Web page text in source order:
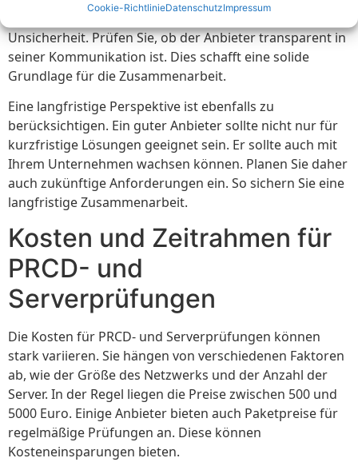
Cookie-RichtlinieDatenschutzImpressum
liefert pünktlich. Verlässlichkeit reduziert Stress und
Unsicherheit. Prüfen Sie, ob der Anbieter transparent in
seiner Kommunikation ist. Dies schafft eine solide
Grundlage für die Zusammenarbeit.
Eine langfristige Perspektive ist ebenfalls zu
berücksichtigen. Ein guter Anbieter sollte nicht nur für
kurzfristige Lösungen geeignet sein. Er sollte auch mit
Ihrem Unternehmen wachsen können. Planen Sie daher
auch zukünftige Anforderungen ein. So sichern Sie eine
langfristige Zusammenarbeit.
Kosten und Zeitrahmen für
PRCD- und
Serverprüfungen
Die Kosten für PRCD- und Serverprüfungen können
stark variieren. Sie hängen von verschiedenen Faktoren
ab, wie der Größe des Netzwerks und der Anzahl der
Server. In der Regel liegen die Preise zwischen 500 und
5000 Euro. Einige Anbieter bieten auch Paketpreise für
regelmäßige Prüfungen an. Diese können
Kosteneinsparungen bieten.